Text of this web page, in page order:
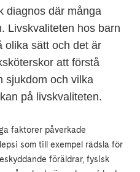
diagnos där många
Livskvaliteten hos barn
olika sätt och det är
att förstå
sjukdom och vilka
på livskvaliteten.
faktorer påverkade
som till exempel rädsla för
föräldrar, fysisk